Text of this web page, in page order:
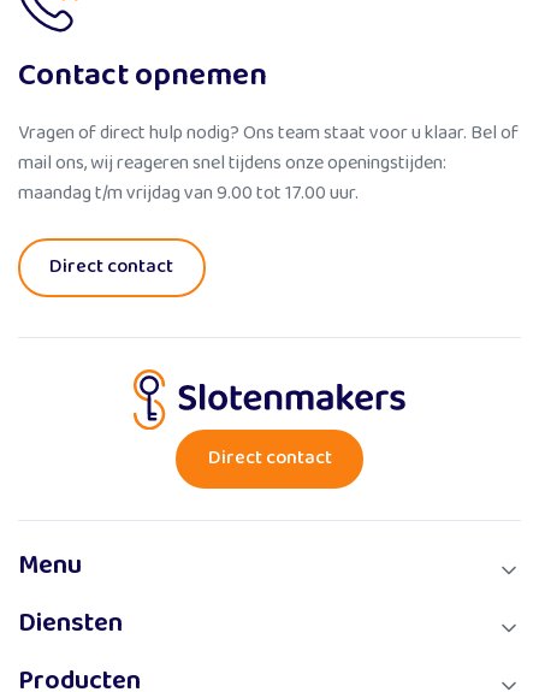
Contact opnemen
Vragen of direct hulp nodig? Ons team staat voor u klaar. Bel of
mail ons, wij reageren snel tijdens onze openingstijden:
maandag t/m vrijdag van 9.00 tot 17.00 uur.
Direct contact
Direct contact
Menu
Over ons
Diensten
Diensten
Buitengesloten
Producten